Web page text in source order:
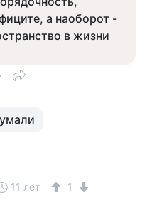
а наоборот -
в жизни
11 лет 1